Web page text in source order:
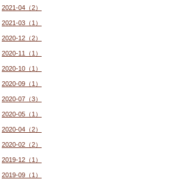
2021-04（2）
2021-03（1）
2020-12（2）
2020-11（1）
2020-10（1）
2020-09（1）
2020-07（3）
2020-05（1）
2020-04（2）
2020-02（2）
2019-12（1）
2019-09（1）